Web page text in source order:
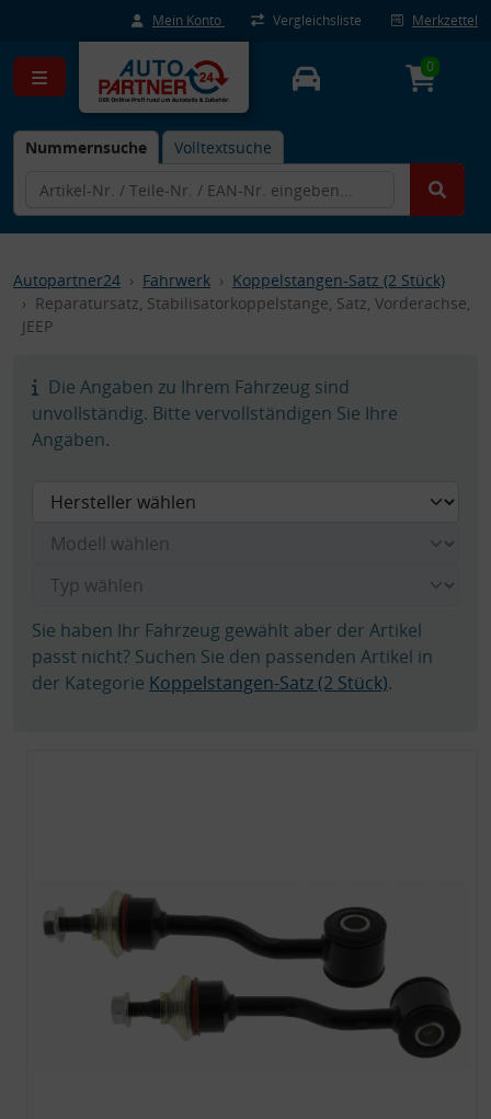
Mein Konto Vergleichsliste Merkzettel
Nummernsuche Volltextsuche
0
Autopartner24 Fahrwerk
Koppelstangen-Satz (2 Stück)
Reparatursatz, Stabilisatorkoppelstange, Satz, Vorderachse,
JEEP
Die Angaben zu Ihrem Fahrzeug sind
unvollständig. Bitte vervollständigen Sie Ihre
Angaben.
Sie haben Ihr Fahrzeug gewählt aber der Artikel
passt nicht? Suchen Sie den passenden Artikel in
der Kategorie Koppelstangen-Satz (2 Stück).